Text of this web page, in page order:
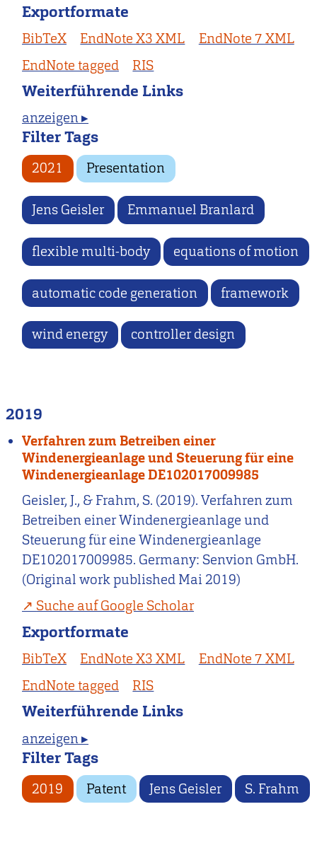
Exportformate
BibTeX EndNote X3 XML
EndNote 7 XML
EndNote tagged
RIS
Weiterführende Links
anzeigen ▸
Filter Tags
2021 Presentation
Jens Geisler Emmanuel Branlard
flexible multi-body equations of motion
automatic code generation framework
wind energy controller design
2019
Verfahren zum Betreiben einer
Windenergieanlage und Steuerung für eine
Windenergieanlage DE102017009985
Geisler, J., & Frahm, S. (2019). Verfahren zum
Betreiben einer Windenergieanlage und
Steuerung für eine Windenergieanlage
DE102017009985. Germany: Senvion GmbH.
(Original work published Mai 2019)
Suche auf Google Scholar
Exportformate
BibTeX EndNote X3 XML
EndNote 7 XML
EndNote tagged
RIS
Weiterführende Links
anzeigen ▸
Filter Tags
2019 Patent Jens Geisler S. Frahm